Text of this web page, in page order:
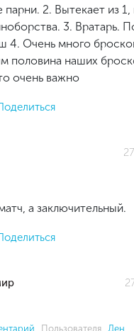
парни. 2. Вытекает из
3. Вратарь.
4. Очень много
половина наших
очень важно
а заключительный.
Пользователя Ден